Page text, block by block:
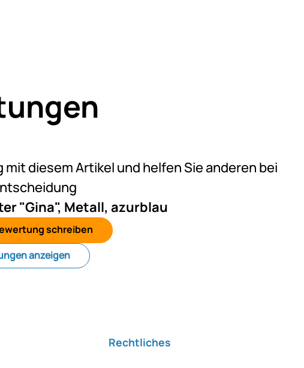
diesem Artikel und helfen Sie anderen bei
"Gina", Metall, azurblau
schreiben
anzeigen
Rechtliches